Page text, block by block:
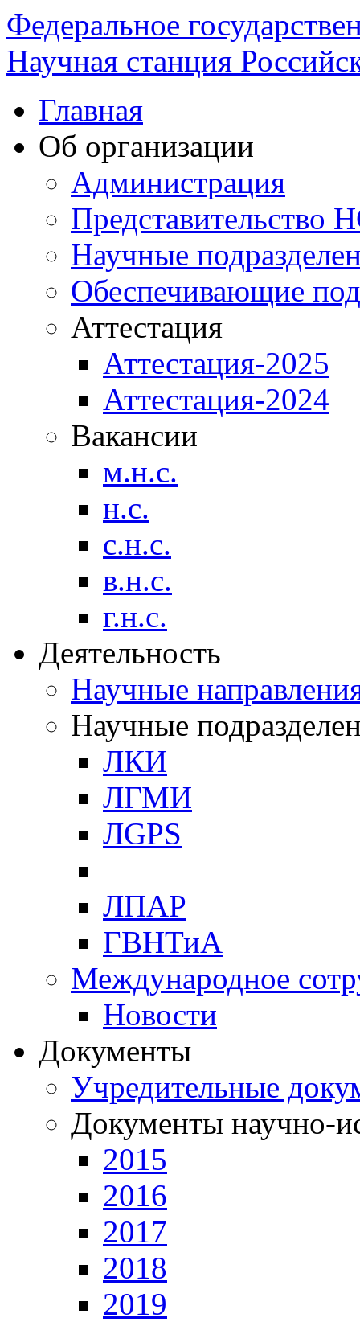
Федеральное
Научная станция
Главная
Об организации
Администрация
Научные
Обеспечивающие
Аттестация
Аттестация-2025
Аттестация-2024
Вакансии
м.н.с.
н.с.
с.н.с.
в.н.с.
г.н.с.
Деятельность
Научные
Научные
ЛКИ
ЛГМИ
ЛGPS
ЛПАР
ГВНТиА
Международное
Новости
Документы
Учредительные
Документы научно-
2015
2016
2017
2018
2019